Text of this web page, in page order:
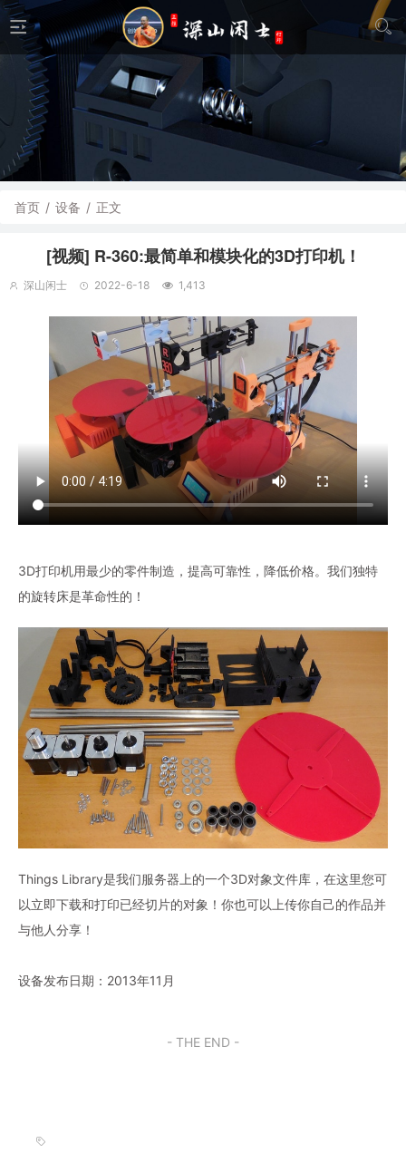
首页 / 设备 / 正文
[视频] R-360:最简单和模块化的3D打印机！
深山闲士 2022-6-18 1,413
3D打印机用最少的零件制造，提高可靠性，降低价格。我们独特
的旋转床是革命性的！
Things Library是我们服务器上的一个3D对象文件库，在这里您可
以立即下载和打印已经切片的对象！你也可以上传你自己的作品并
与他人分享！
设备发布日期：2013年11月
- THE END -